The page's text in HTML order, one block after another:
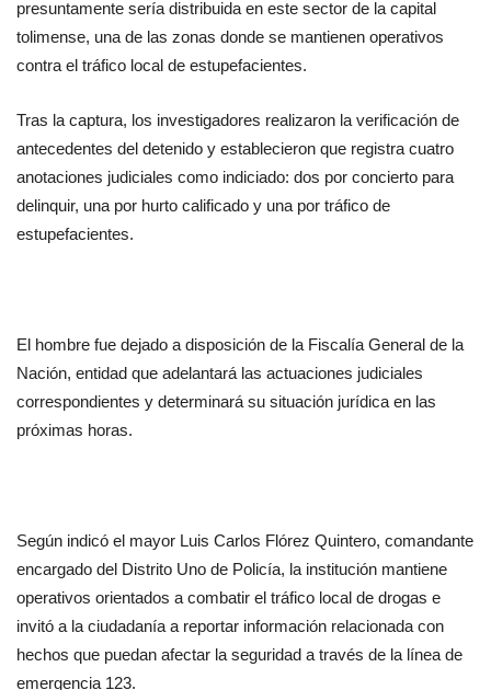
presuntamente sería distribuida en este sector de la capital
tolimense, una de las zonas donde se mantienen operativos
contra el tráfico local de estupefacientes.
Tras la captura, los investigadores realizaron la verificación de
antecedentes del detenido y establecieron que registra cuatro
anotaciones judiciales como indiciado: dos por concierto para
delinquir, una por hurto calificado y una por tráfico de
estupefacientes.
El hombre fue dejado a disposición de la Fiscalía General de la
Nación, entidad que adelantará las actuaciones judiciales
correspondientes y determinará su situación jurídica en las
próximas horas.
Según indicó el mayor Luis Carlos Flórez Quintero, comandante
encargado del Distrito Uno de Policía, la institución mantiene
operativos orientados a combatir el tráfico local de drogas e
invitó a la ciudadanía a reportar información relacionada con
hechos que puedan afectar la seguridad a través de la línea de
emergencia 123.